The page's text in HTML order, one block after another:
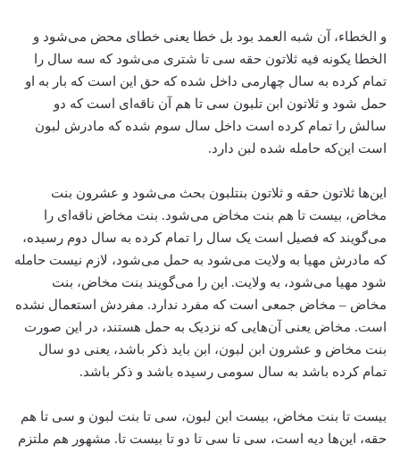
و الخطاء، آن شبه العمد بود بل خطا یعنی خطای محض می‌شود و
الخطا یکونه فیه ثلاتون حقه سی تا شتری می‌شود که سه سال را
تمام کرده به سال چهارمی داخل شده که حق این است که بار به او
حمل شود و ثلاتون ابن تلبون سی تا هم آن ناقه‌ای است که دو
سالش را تمام کرده است داخل سال سوم شده که مادرش لبون
است این‌که حامله شده لبن دارد.
این‌ها ثلاتون حقه و ثلاتون بنتلبون بحث می‌شود و عشرون بنت
مخاض، بیست تا هم بنت مخاض می‌شود. بنت مخاض ناقه‌ای را
می‌گویند که فصیل است یک سال را تمام کرده به سال دوم رسیده،
که مادرش مهیا به ولایت می‌شود به حمل می‌شود، لازم نیست حامله
شود مهیا می‌شود، به ولایت. این را می‌گویند بنت مخاض، بنت
مخاض – مخاض جمعی است که مفرد ندارد. مفردش استعمال نشده
است. مخاض یعنی آن‌هایی که نزدیک به حمل هستند، در این صورت
بنت مخاض و عشرون ابن لبون، ابن باید ذکر باشد، یعنی دو سال
تمام کرده باشد به سال سومی رسیده باشد و ذکر باشد.
بیست تا بنت مخاض، بیست ابن لبون، سی تا بنت لبون و سی تا هم
حقه، این‌ها دیه است، سی تا سی تا دو تا بیست تا. مشهور هم ملتزم